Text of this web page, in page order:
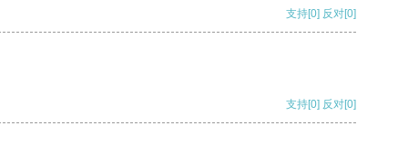
支持[0] 反对[0]
支持[0] 反对[0]